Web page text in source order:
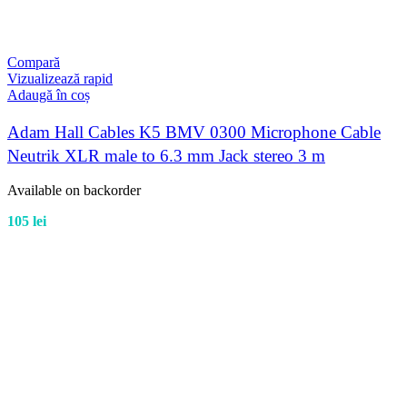
Compară
Vizualizează rapid
Adaugă în coș
Adam Hall Cables K5 BMV 0300 Microphone Cable
Neutrik XLR male to 6.3 mm Jack stereo 3 m
Available on backorder
105 lei